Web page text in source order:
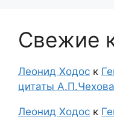
Свежие
Леонид Ходос к
цитаты А.П.Чехова
Леонид Ходос к